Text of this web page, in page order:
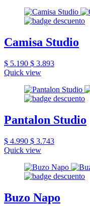
Camisa Studio
$ 5.190 $ 3.893
Quick view
Pantalon Studio
$ 4.990 $ 3.743
Quick view
Buzo Napo